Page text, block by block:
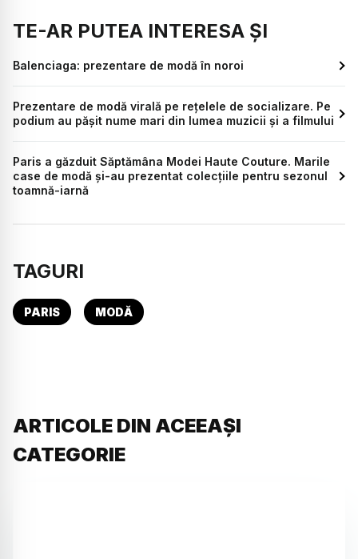
TE-AR PUTEA INTERESA ȘI
Balenciaga: prezentare de modă în noroi
Prezentare de modă virală pe rețelele de socializare. Pe
podium au pășit nume mari din lumea muzicii și a filmului
Paris a găzduit Săptămâna Modei Haute Couture. Marile
case de modă și-au prezentat colecțiile pentru sezonul
toamnă-iarnă
TAGURI
PARIS MODĂ
ARTICOLE DIN ACEEAȘI
CATEGORIE